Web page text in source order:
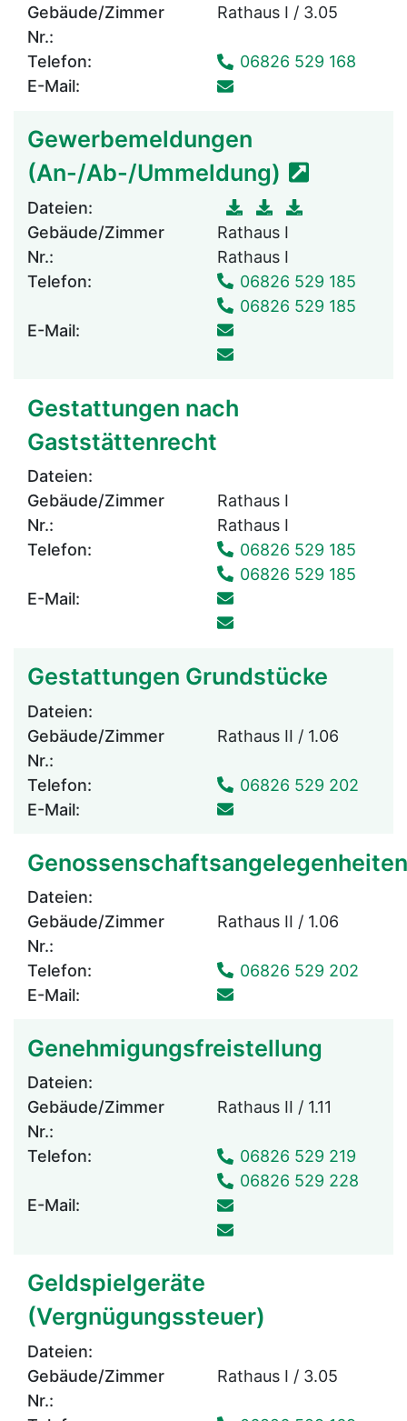
Gebäude/Zimmer
Nr.:
Rathaus I / 3.05
Telefon:
06826 529 168
E-Mail:
Gewerbemeldungen
(An-/Ab-/Ummeldung)
Dateien:
Gebäude/Zimmer
Nr.:
Rathaus I
Rathaus I
Telefon:
06826 529 185
06826 529 185
E-Mail:
Gestattungen nach
Gaststättenrecht
Dateien:
Gebäude/Zimmer
Nr.:
Rathaus I
Rathaus I
Telefon:
06826 529 185
06826 529 185
E-Mail:
Gestattungen Grundstücke
Dateien:
Gebäude/Zimmer
Nr.:
Rathaus II / 1.06
Telefon:
06826 529 202
E-Mail:
Genossenschaftsangelegenheiten
Dateien:
Gebäude/Zimmer
Nr.:
Rathaus II / 1.06
Telefon:
06826 529 202
E-Mail:
Genehmigungsfreistellung
Dateien:
Gebäude/Zimmer
Nr.:
Rathaus II / 1.11
Telefon:
06826 529 219
06826 529 228
E-Mail:
Geldspielgeräte
(Vergnügungssteuer)
Dateien:
Gebäude/Zimmer
Nr.:
Rathaus I / 3.05